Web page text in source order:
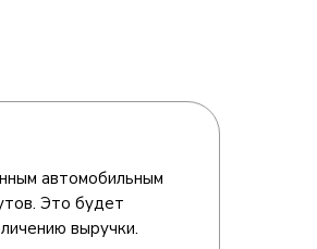
автомобильным
Это будет
выручки.